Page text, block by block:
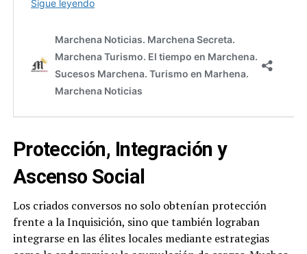
Protección, Integración y
Ascenso Social
Los criados conversos no solo obtenían protección
frente a la Inquisición, sino que también lograban
integrarse en las élites locales mediante estrategias